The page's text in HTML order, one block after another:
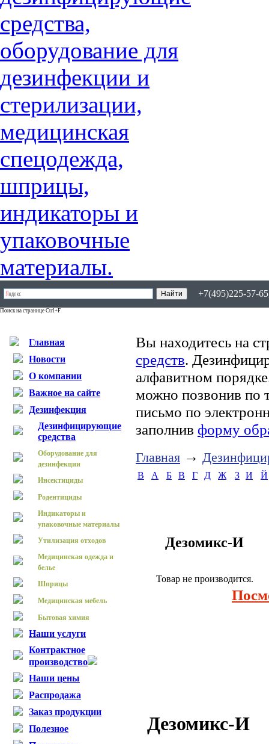
+7(495)225-57-
Поиск на странице Ctrl+F
Главная
Новости
О компании
Важное на сайте
Дезинфекция
Дезинфицирующие
средства
Оборудование для
дезинфекции
Инсектициды
Родентициды
Индикаторы и
упаковочные материалы
Утилизация отходов
Медицинская одежда и
белье
Шприцы
Медицинская мебель
Бытовая химия
Наши услуги
Контрактное
производство
Наши цены
Распродажа
Заказ продукции
Полезное
Вы находитесь на
средств.
алфавитном
можно позвонив по
письмо по
заполнив форму
Главная →
B А Б В Г Д Ж З И Й
Дезомикс-И
Товар не производится.
Дезомикс-И